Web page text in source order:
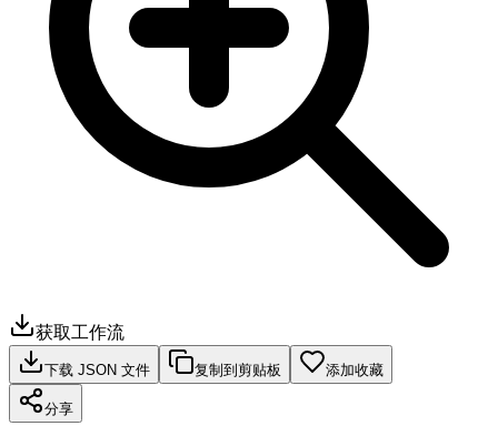
获取工作流
下载 JSON 文件 复制到剪贴板 添加收藏
分享